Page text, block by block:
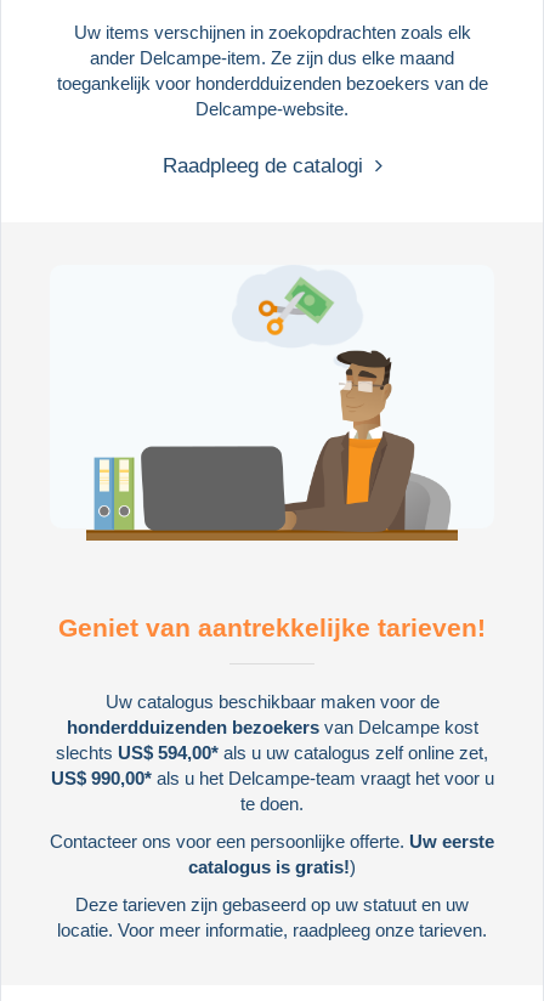
Uw items verschijnen in zoekopdrachten zoals elk
ander Delcampe-item. Ze zijn dus elke maand
toegankelijk voor honderdduizenden bezoekers van de
Delcampe-website.
Raadpleeg de catalogi
Geniet van aantrekkelijke tarieven!
Uw catalogus beschikbaar maken voor de
honderdduizenden bezoekersvan Delcampe kost
slechts US$ 594,00* als u uw catalogus zelf online zet,
US$ 990,00*als u het Delcampe-team vraagt het voor u
te doen.
Contacteer ons voor een persoonlijke offerte. Uw eerste
catalogus is gratis!)
Deze tarieven zijn gebaseerd op uw statuut en uw
locatie. Voor meer informatie, raadpleeg onze tarieven.